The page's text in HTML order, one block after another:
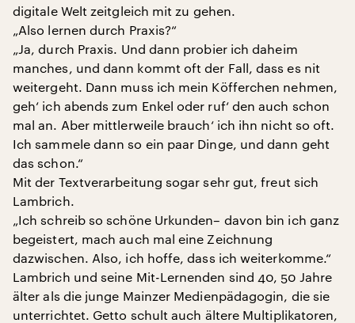
digitale Welt zeitgleich mit zu gehen.
„Also lernen durch Praxis?“
„Ja, durch Praxis. Und dann probier ich daheim
manches, und dann kommt oft der Fall, dass es nit
weitergeht. Dann muss ich mein Köfferchen nehmen,
geh‘ ich abends zum Enkel oder ruf‘ den auch schon
mal an. Aber mittlerweile brauch‘ ich ihn nicht so oft.
Ich sammele dann so ein paar Dinge, und dann geht
das schon.“
Mit der Textverarbeitung sogar sehr gut, freut sich
Lambrich.
„Ich schreib so schöne Urkunden– davon bin ich ganz
begeistert, mach auch mal eine Zeichnung
dazwischen. Also, ich hoffe, dass ich weiterkomme.“
Lambrich und seine Mit-Lernenden sind 40, 50 Jahre
älter als die junge Mainzer Medienpädagogin, die sie
unterrichtet. Getto schult auch ältere Multiplikatoren,